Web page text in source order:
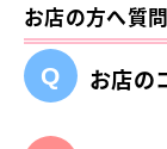
お店の方へ質
お店の